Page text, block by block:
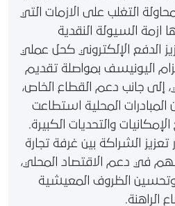
التغلب على الازمات التي
ازمة السيولة النقدية
الدفع الإلكتروني كحل عملي
اليونيسف بمواصلة تقديم
إلى جانب دعم القطاع الخاص،
المحلية استطاعت
والتحديات الكبيرة.
تعزيز الشراكة بين غرفة تجارة
في دعم الاقتصاد المحلي،
وتحسين الظروف المعيشية
الراهنة.